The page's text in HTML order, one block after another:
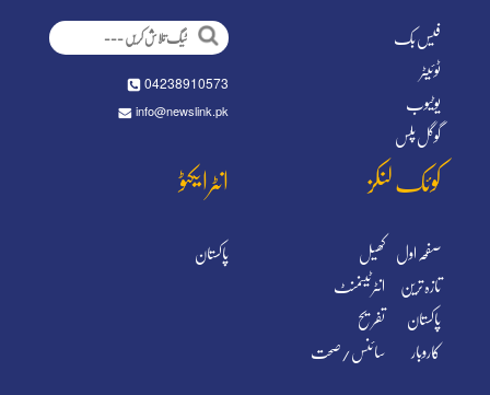
04238910573
info@newslink.pk
فیس بک
ٹوئیٹر
یوٹیوب
گوگل پلس
انٹرایکٹو‎
پاکستان
کوئک لنکز‎
صفحہ اول
تازہ ترین
پاکستان
کھیل
انٹرٹینمنٹ
تفریح
سائنس/صحت